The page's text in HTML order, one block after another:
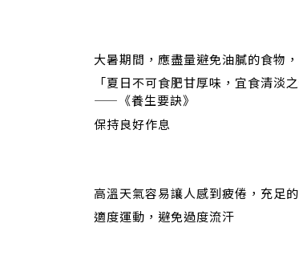
大暑期間，應盡量避免油膩的食物
「夏日不可食肥甘厚味，宜食清淡之
——《養生要訣》
保持良好作息
高溫天氣容易讓人感到疲倦，充足
適度運動，避免過度流汗